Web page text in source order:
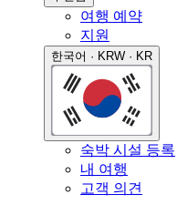
여행 예약
지원
한국어 · KRW · KR
숙박 시설 등록
내 여행
고객 의견